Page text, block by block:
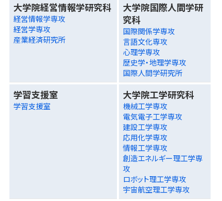
大学院経営情報学研究科
経営情報学専攻
経営学専攻
産業経済研究所
大学院国際人間学研
究科
国際関係学専攻
言語文化専攻
心理学専攻
歴史学・地理学専攻
国際人間学研究所
学習支援室
学習支援室
大学院工学研究科
機械工学専攻
電気電子工学専攻
建設工学専攻
応用化学専攻
情報工学専攻
創造エネルギー理工学専
攻
ロボット理工学専攻
宇宙航空理工学専攻